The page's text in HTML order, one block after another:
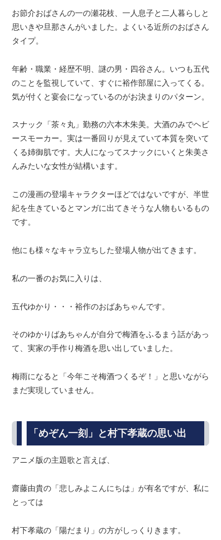
お節介おばさんの一の瀬花枝、一人息子と二人暮らしと
思いきや旦那さんがいました。よくいる近所のおばさん
タイプ。
年齢・職業・経歴不明、謎の男・四谷さん。いつも五代
のことを監視していて、すぐに裕作部屋に入ってくる。
気が付くと宴会になっているのがお決まりのパターン。
スナック「茶々丸」勤務の六本木朱美。大酒のみでヘビ
ースモーカー。実は一番回りが見えていて本質を突いて
くる姉御肌です。大人になってスナックにいくと朱美さ
んみたいな女性が結構います。
この漫画の登場キャラクターほどではないですが、半世
紀を生きているとマンガに出てきそうな人物もいるもの
です。
他にも様々なキャラ立ちした登場人物が出てきます。
私の一番のお気に入りは、
五代ゆかり・・・裕作のおばあちゃんです。
そのゆかりばあちゃんが自分で梅酒をふるまう話があっ
て、実家の手作り梅酒を思い出していました。
梅雨になると「今年こそ梅酒つくるぞ！」と思いながら
まだ実現していません。
「めぞん一刻」と村下孝蔵の思い出
アニメ版の主題歌と言えば、
齋藤由貴の「悲しみよこんにちは」が有名ですが、私に
とっては
村下孝蔵の「陽だまり」の方がしっくりきます。